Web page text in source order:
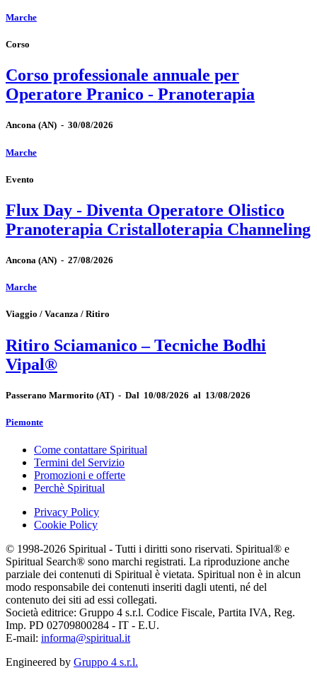
Marche
Corso
Corso professionale annuale per
Operatore Pranico - Pranoterapia
Ancona (AN) - 30/08/2026
Marche
Evento
Flux Day - Diventa Operatore Olistico
Pranoterapia Cristalloterapia Channeling
Ancona (AN) - 27/08/2026
Marche
Viaggio / Vacanza / Ritiro
Ritiro Sciamanico – Tecniche Bodhi
Vipal®
Passerano Marmorito (AT) - Dal 10/08/2026 al 13/08/2026
Piemonte
Come contattare Spiritual
Termini del Servizio
Promozioni e offerte
Perchè Spiritual
Privacy Policy
Cookie Policy
© 1998-2026 Spiritual - Tutti i diritti sono riservati. Spiritual® e
Spiritual Search® sono marchi registrati. La riproduzione anche
parziale dei contenuti di Spiritual è vietata. Spiritual non è in alcun
modo responsabile dei contenuti inseriti dagli utenti, né del
contenuto dei siti ad essi collegati.
Società editrice: Gruppo 4 s.r.l. Codice Fiscale, Partita IVA, Reg.
Imp. PD 02709800284 - IT - E.U.
E-mail: informa@spiritual.it
Engineered by Gruppo 4 s.r.l.